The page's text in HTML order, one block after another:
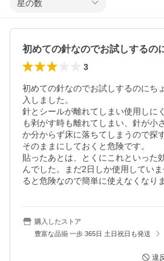
星の数
3
初めての針なのでお試しするのにち
入しました。
針とシールが離れてしまい使用しに
も剥がす時も離れてしまい、針が小
か分からず床に落ちてしまうので探
そのままにしておくと危険です。
貼ったあとは、とくにこれといった
んでした。まだ2日しか使用してい
ると危険なので簡単に使えなくなり
購入したストア
豊富な品揃 一歩 365日 土日祝日も発送
違